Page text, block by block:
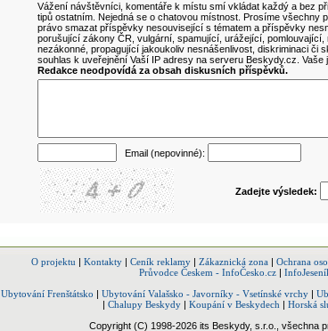
Vážení návštěvníci, komentáře k místu smí vkládat každý a bez
tipů ostatním. Nejedná se o chatovou místnost. Prosíme všechny
právo smazat příspěvky nesouvisející s tématem a příspěvky
porušující zákony ČR, vulgární, spamující, urážející,
nezákonné, propagující jakoukoliv nesnášenlivost, diskriminaci či
souhlas k uveřejnění Vaší IP adresy na serveru Beskydy.cz.
Redakce neodpovídá za obsah diskusních příspěvků.
Email (nepovinné):
Zadejte výsledek:
O projektu | Kontakty| Ceník reklamy| Zákaznická zona| Ochrana
Průvodce Českem - InfoČesko.cz |
Ubytování Frenštátsko | Ubytování Valašsko - Javorníky - Vsetínské vrchy |
| Chalupy Beskydy | Koupání v Beskydech | Horská
Copyright (C) 1998-2026 its Beskydy, s.r.o., všechna